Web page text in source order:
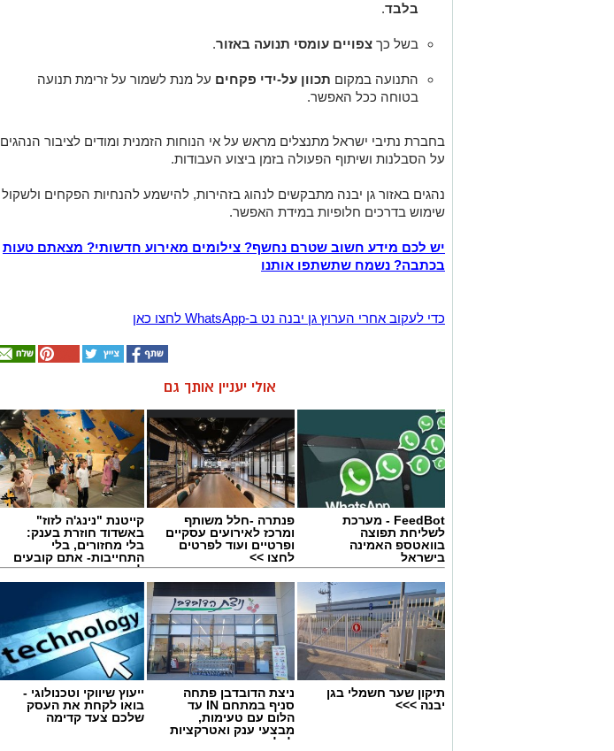
בלבד.
בשל כך צפויים עומסי תנועה באזור.
התנועה במקום תכוון על-ידי פקחים על מנת לשמור על זרימת תנועה
בטוחה ככל האפשר.
בחברת נתיבי ישראל מתנצלים מראש על אי הנוחות הזמנית ומודים לציבור הנהגים
על הסבלנות ושיתוף הפעולה בזמן ביצוע העבודות.
נהגים באזור גן יבנה מתבקשים לנהוג בזהירות, להישמע להנחיות הפקחים ולשקול
שימוש בדרכים חלופיות במידת האפשר.
יש לכם מידע חשוב שטרם נחשף? צילומים מאירוע חדשותי? מצאתם טעות
בכתבה? נשמח שתשתפו אותנו
‏כדי לעקוב אחרי הערוץ גן יבנה נט ב-WhatsApp לחצו כאן
אולי יעניין אותך גם
FeedBot - מערכת
לשליחת תפוצה
בוואטספ האמינה
בישראל
פנתרה -חלל משותף
ומרכז לאירועים עסקיים
ופרטיים ועוד לפרטים
לחצו >>
קייטנת "נינג'ה לזוז"
באשדוד חוזרת בענק:
בלי מחזורים, בלי
התחייבות- אתם קובעים
לכמה ואיזה ימים
להירשם!
תיקון שער חשמלי בגן
יבנה >>>
ניצת הדובדבן פתחה
סניף במתחם IN עד
הלום עם טעימות,
מבצעי ענק ואטרקציות
לכל המשפחה
ייעוץ שיווקי וטכנולוגי -
בואו לקחת את העסק
שלכם צעד קדימה